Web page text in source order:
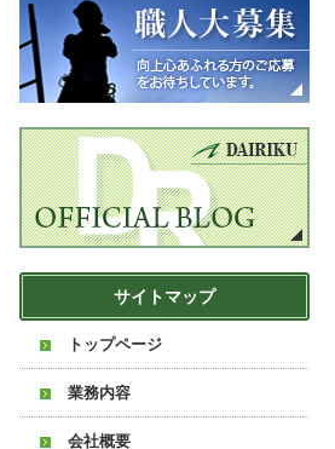
サイトマップ
トップページ
業務内容
会社概要